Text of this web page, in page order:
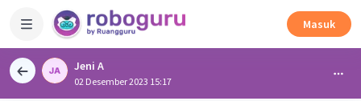
Masuk
Jeni A
02 Desember 2023 15:17